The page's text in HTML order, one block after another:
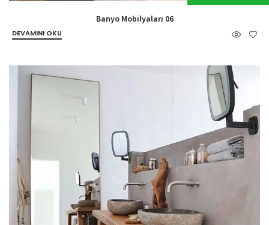
Banyo Mobilyaları 06
DEVAMINI OKU